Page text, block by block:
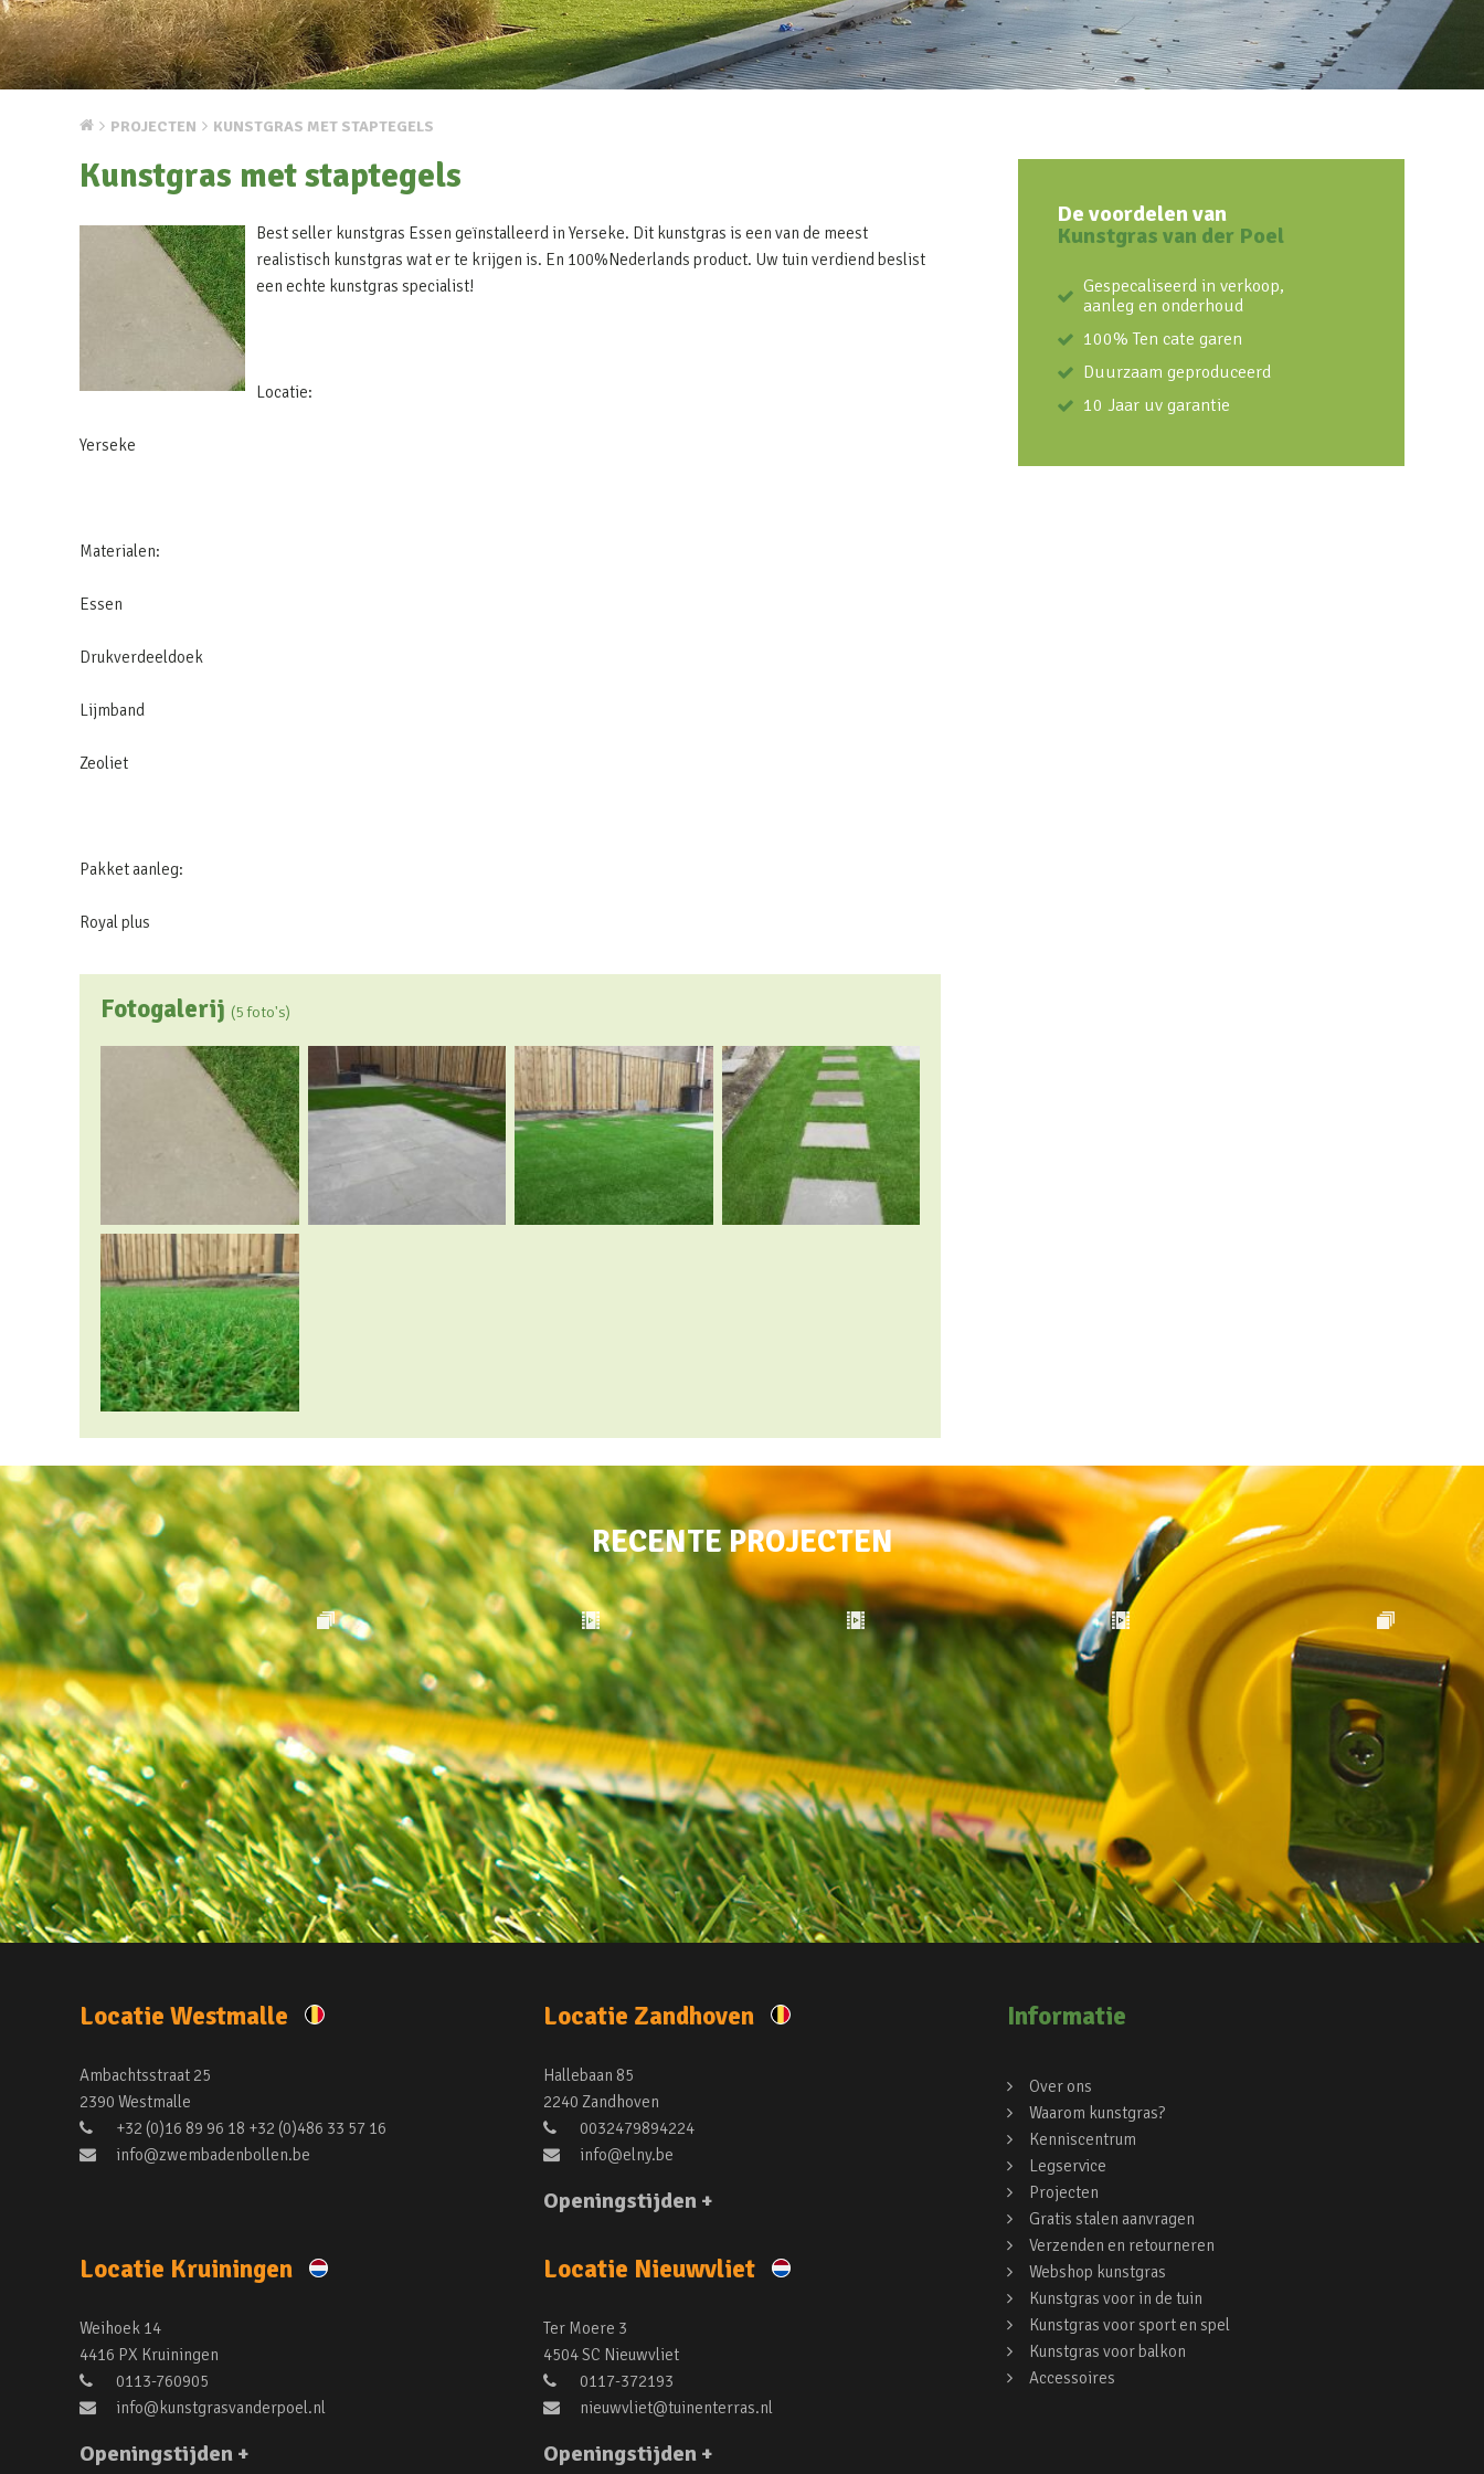
PROJECTEN KUNSTGRAS MET STAPTEGELS
Kunstgras met staptegels
Best seller kunstgras Essen geïnstalleerd in Yerseke. Dit kunstgras is een van de meest
realistisch kunstgras wat er te krijgen is. En 100%Nederlands product. Uw tuin verdiend beslist
een echte kunstgras specialist!
Locatie:
Yerseke
Materialen:
Essen
Drukverdeeldoek
Lijmband
Zeoliet
Pakket aanleg:
Royal plus
Fotogalerij (5 foto's)
De voordelen van
Kunstgras van der Poel
Gespecaliseerd in verkoop,
aanleg en onderhoud
100% Ten cate garen
Duurzaam geproduceerd
10 Jaar uv garantie
RECENTE PROJECTEN
Locatie Westmalle
Ambachtsstraat 25
2390 Westmalle
+32 (0)16 89 96 18 +32 (0)486 33 57 16
info@zwembadenbollen.be
Locatie Zandhoven
Hallebaan 85
2240 Zandhoven
0032479894224
info@elny.be
Openingstijden +
Locatie Kruiningen
Weihoek 14
4416 PX Kruiningen
0113-760905
info@kunstgrasvanderpoel.nl
Openingstijden +
Locatie Nieuwvliet
Ter Moere 3
4504 SC Nieuwvliet
0117-372193
nieuwvliet@tuinenterras.nl
Openingstijden +
Informatie
Over ons
Waarom kunstgras?
Kenniscentrum
Legservice
Projecten
Gratis stalen aanvragen
Verzenden en retourneren
Webshop kunstgras
Kunstgras voor in de tuin
Kunstgras voor sport en spel
Kunstgras voor balkon
Accessoires